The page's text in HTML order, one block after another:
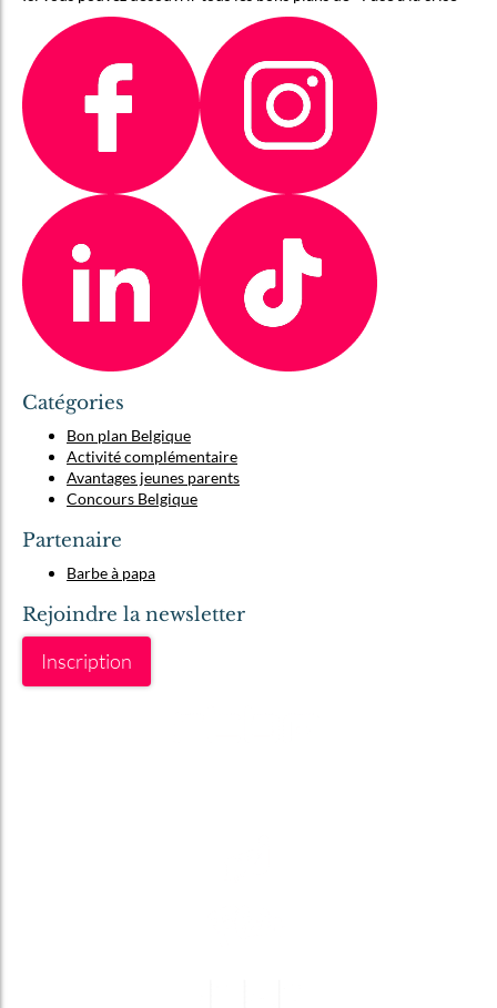
Catégories
Bon plan Belgique
Activité complémentaire
Avantages jeunes parents
Concours Belgique
Partenaire
Barbe à papa
Rejoindre la newsletter
Inscription